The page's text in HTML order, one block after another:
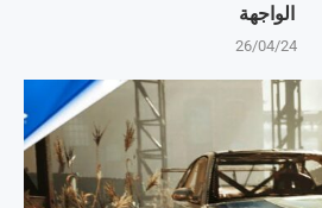
الواجهة
26/04/24